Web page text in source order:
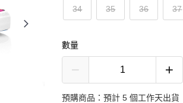
34 35 36 37
數量
預購商品：預計 5 個工作天出貨